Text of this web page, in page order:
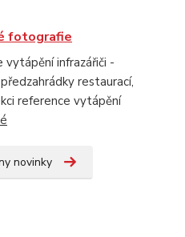
fotografie
vytápění infrazářiči -
restaurací,
reference vytápění
novinky